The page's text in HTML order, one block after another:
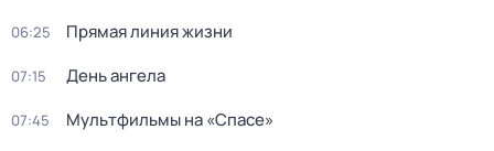
06:25 Прямая линия жизни
07:15 День ангела
07:45 Мультфильмы на «Спасе»